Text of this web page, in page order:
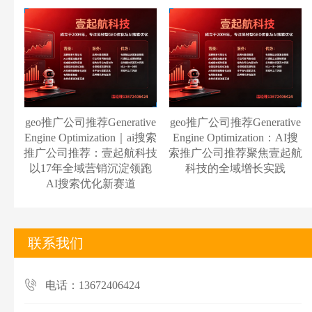
geo推广公司推荐Generative
Engine Optimization｜ai搜索
推广公司推荐：壹起航科技
以17年全域营销沉淀领跑
AI搜索优化新赛道
geo推广公司推荐Generative
Engine Optimization：AI搜
索推广公司推荐聚焦壹起航
科技的全域增长实践
联系我们
电话：13672406424